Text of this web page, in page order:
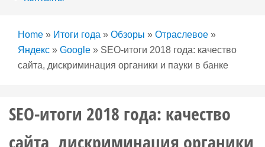
Home » Итоги года » Обзоры » Отраслевое »
Яндекс » Google » SEO-итоги 2018 года: качество
сайта, дискриминация органики и пауки в банке
SEO-итоги 2018 года: качество
сайта, дискриминация органики